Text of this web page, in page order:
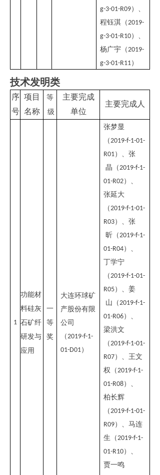
g-3-01-R09）、
程钰淇（2019-
g-3-01-R10）、
杨广宇（2019-
g-3-01-R11）
技术发明类
序
号
项目
名称
等
级
主要完成
单位
主要完成人
1
功能材
料硅灰
石矿纤
研发与
应用
一
等
奖
大连环球矿
产股份有限
公司
（2019-f-1-
01-D01）
张梦显
（2019-f-1-01-
R01） 、张
晶 （2019-f-1-
01-R02） 、
张延大
（2019-f-1-01-
R03） 、张
昕 （2019-f-1-
01-R04） 、
丁学宁
（2019-f-1-01-
R05） 、姜
山 （2019-f-1-
01-R06） 、
梁洪文
（2019-f-1-01-
R07） 、 王文
权 （2019-f-1-
01-R08） 、
柏长辉
（2019-f-1-01-
R09） 、马连
生 （2019-f-1-
01-R10） 、
贾一鸣